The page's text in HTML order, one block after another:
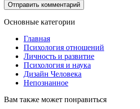
Основные категории
Главная
Психология отношений
Личность и развитие
Психология и наука
Дизайн Человека
Непознанное
Вам также может понравиться